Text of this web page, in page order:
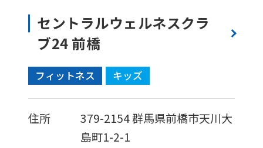
セントラルウェルネスクラ
ブ24 前橋
フィットネス キッズ
住所 379-2154群馬県前橋市天川大
島町1-2-1